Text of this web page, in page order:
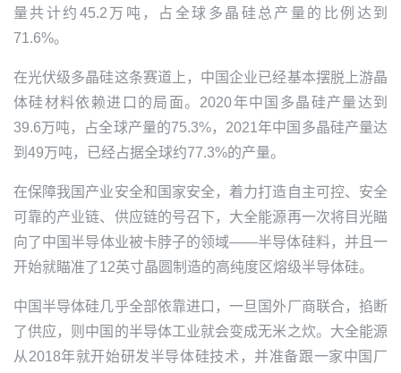
量共计约45.2万吨，占全球多晶硅总产量的比例达到
71.6%。
在光伏级多晶硅这条赛道上，中国企业已经基本摆脱上游晶
体硅材料依赖进口的局面。2020年中国多晶硅产量达到
39.6万吨，占全球产量的75.3%，2021年中国多晶硅产量达
到49万吨，已经占据全球约77.3%的产量。
在保障我国产业安全和国家安全，着力打造自主可控、安全
可靠的产业链、供应链的号召下， 大全能源再一次将目光瞄
向了中国半导体业被卡脖子的领域——半导体硅料，并且一
开始就瞄准了12英寸晶圆制造的高纯度区熔级半导体硅。
中国半导体硅几乎全部依靠进口，一旦国外厂商联合，掐断
了供应，则中国的半导体工业就会变成无米之炊。 大全能源
从2018年就开始研发半导体硅技术，并准备跟一家中国厂